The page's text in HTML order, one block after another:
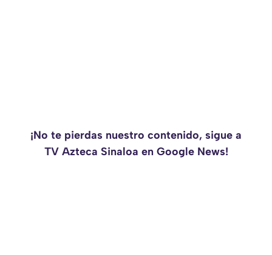
¡No te pierdas nuestro contenido, sigue a
TV Azteca Sinaloa en Google News!